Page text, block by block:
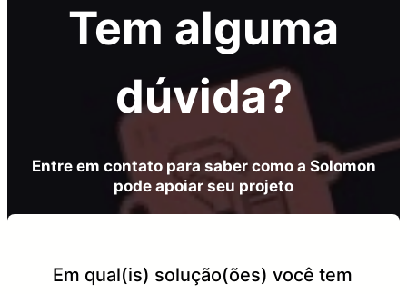
Tem alguma
dúvida?
Entre em contato para saber como a Solomon
pode apoiar seu projeto
Em qual(is) solução(ões) você tem